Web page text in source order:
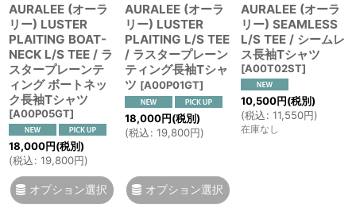
AURALEE (オーラ
リー) LUSTER
PLAITING BOAT-
NECK L/S TEE / ラ
スタープレーンテ
ィング ボートネッ
ク長袖Tシャツ
[A00P05GT]
18,000円(税別)
(税込: 19,800円)
オプション選択
AURALEE (オーラ
リー) LUSTER
PLAITING L/S TEE
/ ラスタープレーン
ティング長袖Tシャ
ツ [A00P01GT]
18,000円(税別)
(税込: 19,800円)
オプション選択
AURALEE (オーラ
リー) SEAMLESS
L/S TEE / シームレ
ス長袖Tシャツ
[A00T02ST]
10,500円(税別)
(税込: 11,550円)
在庫なし